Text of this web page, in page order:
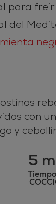
para freir
del
con
y
5